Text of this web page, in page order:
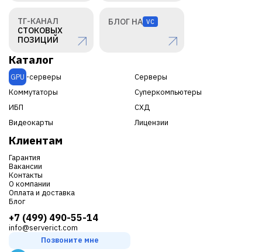
ТГ-КАНАЛ
СТОКОВЫХ
ПОЗИЦИЙ
БЛОГ НА VC
Каталог
GPU -серверы
Серверы
Коммутаторы
Суперкомпьютеры
ИБП
СХД
Видеокарты
Лицензии
Клиентам
Гарантия
Вакансии
Контакты
О компании
Оплата и доставка
Блог
+7 (499) 490-55-14
info@serverict.com
Позвоните мне